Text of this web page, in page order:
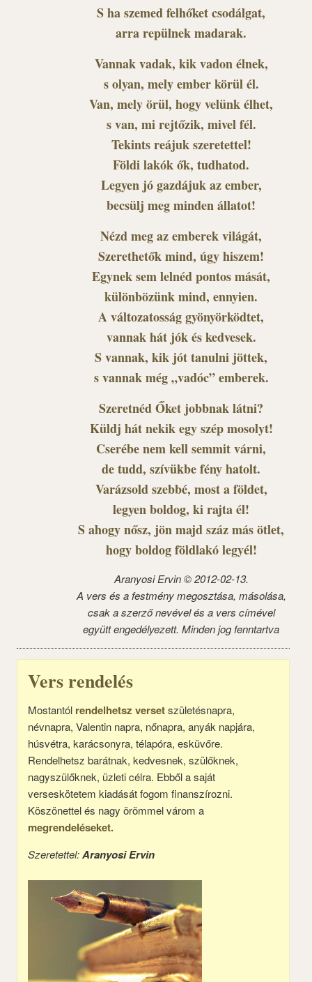
S ha szemed felhőket csodálgat,
arra repülnek madarak.
Vannak vadak, kik vadon élnek,
s olyan, mely ember körül él.
Van, mely örül, hogy velünk élhet,
s van, mi rejtőzik, mivel fél.
Tekints reájuk szeretettel!
Földi lakók ők, tudhatod.
Legyen jó gazdájuk az ember,
becsülj meg minden állatot!
Nézd meg az emberek világát,
Szerethetők mind, úgy hiszem!
Egynek sem lelnéd pontos mását,
különbözünk mind, ennyien.
A változatosság gyönyörködtet,
vannak hát jók és kedvesek.
S vannak, kik jót tanulni jöttek,
s vannak még „vadóc” emberek.
Szeretnéd Őket jobbnak látni?
Küldj hát nekik egy szép mosolyt!
Cserébe nem kell semmit várni,
de tudd, szívükbe fény hatolt.
Varázsold szebbé, most a földet,
legyen boldog, ki rajta él!
S ahogy nősz, jön majd száz más ötlet,
hogy boldog földlakó legyél!
Aranyosi Ervin © 2012-02-13.
A vers és a festmény megosztása, másolása,
csak a szerző nevével és a vers címével
együtt engedélyezett. Minden jog fenntartva
Vers rendelés
Mostantól rendelhetsz versetszületésnapra,
névnapra, Valentin napra, nőnapra, anyák napjára,
húsvétra, karácsonyra, télapóra, esküvőre.
Rendelhetsz barátnak, kedvesnek, szülőknek,
nagyszülőknek, üzleti célra. Ebből a saját
verseskötetem kiadását fogom finanszírozni.
Köszönettel és nagy örömmel várom a
megrendeléseket.
Szeretettel:Aranyosi Ervin